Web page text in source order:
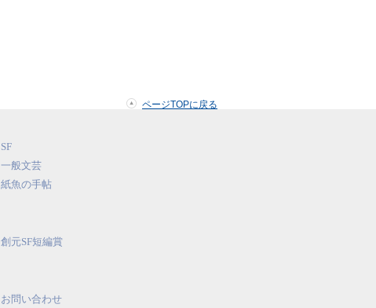
ページTOPに戻る
SF
一般文芸
紙魚の手帖
創元SF短編賞
お問い合わせ